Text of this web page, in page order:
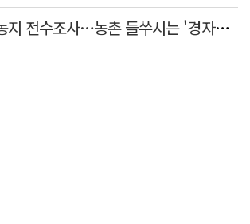
정부 느닷없는 농지 전수조사…농촌 들쑤시는 '경자유전'의 칼날